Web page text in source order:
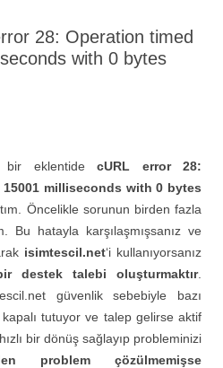
28: Operation timed
with 0 bytes
bir eklentide cURL error 28:
milliseconds with 0 bytes
Öncelikle sorunun birden fazla
Bu hatayla karşılaşmışsanız ve
isimtescil.net‘i kullanıyorsanız
destek talebi oluşturmaktır.
güvenlik sebebiyle bazı
tutuyor ve talep gelirse aktif
bir dönüş sağlayıp probleminizi
problem çözülmemişse